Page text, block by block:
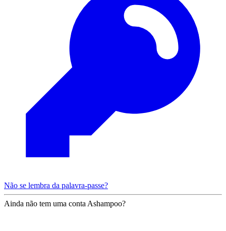
Não se lembra da palavra-passe?
Ainda não tem uma conta Ashampoo?